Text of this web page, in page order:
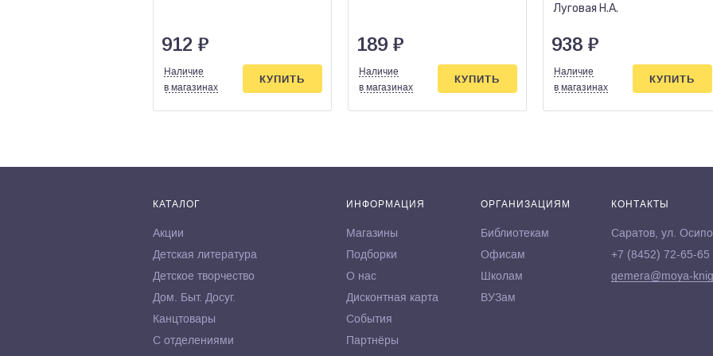
912 ₽
Наличие
в магазинах
КУПИТЬ
189 ₽
Наличие
в магазинах
КУПИТЬ
здоровых отношений с
Луговая Н.А.
938 ₽
Наличие
в магазинах
КУПИТЬ
КАТАЛОГ
Акции
Детская литература
Детское творчество
Дом. Быт. Досуг.
Канцтовары
С отделениями
ИНФОРМАЦИЯ
Магазины
Подборки
О нас
Дисконтная карта
События
Партнёры
ОРГАНИЗАЦИЯМ
Библиотекам
Офисам
Школам
ВУЗам
КОНТАКТЫ
Саратов, ул.
+7 (8452) 72-65-65
gemera@moya-